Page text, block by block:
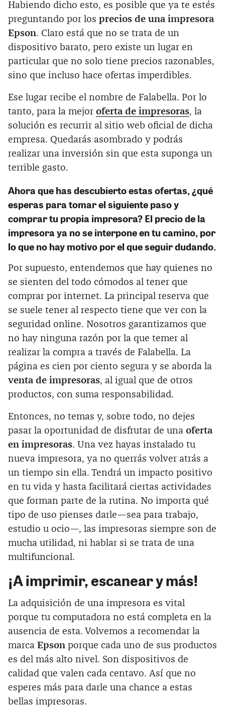
Habiendo dicho esto, es posible que ya te estés
preguntando por los precios de una impresora
Epson. Claro está que no se trata de un
dispositivo barato, pero existe un lugar en
particular que no solo tiene precios razonables,
sino que incluso hace ofertas imperdibles.
Ese lugar recibe el nombre de Falabella. Por lo
tanto, para la mejor oferta de impresoras, la
solución es recurrir al sitio web oficial de dicha
empresa. Quedarás asombrado y podrás
realizar una inversión sin que esta suponga un
terrible gasto.
Ahora que has descubierto estas ofertas, ¿qué
esperas para tomar el siguiente paso y
comprar tu propia impresora? El precio de la
impresoraya no se interpone en tu camino, por
lo que no hay motivo por el que seguir dudando.
Por supuesto, entendemos que hay quienes no
se sienten del todo cómodos al tener que
comprar por internet. La principal reserva que
se suele tener al respecto tiene que ver con la
seguridad online. Nosotros garantizamos que
no hay ninguna razón por la que temer al
realizar la compra a través de Falabella. La
página es cien por ciento segura y se aborda la
venta de impresoras, al igual que de otros
productos, con suma responsabilidad.
Entonces, no temas y, sobre todo, no dejes
pasar la oportunidad de disfrutar de una oferta
en impresoras. Una vez hayas instalado tu
nueva impresora, ya no querrás volver atrás a
un tiempo sin ella. Tendrá un impacto positivo
en tu vida y hasta facilitará ciertas actividades
que forman parte de la rutina. No importa qué
tipo de uso pienses darle—sea para trabajo,
estudio u ocio—, las impresoras siempre son de
mucha utilidad, ni hablar si se trata de una
multifuncional.
¡A imprimir, escanear y más!
La adquisición de una impresora es vital
porque tu computadora no está completa en la
ausencia de esta. Volvemos a recomendar la
marca Epson porque cada uno de sus productos
es del más alto nivel. Son dispositivos de
calidad que valen cada centavo. Así que no
esperes más para darle una chance a estas
bellas impresoras.